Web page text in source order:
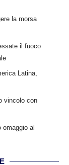
la morsa
il fuoco
Latina,
vincolo con
omaggio al